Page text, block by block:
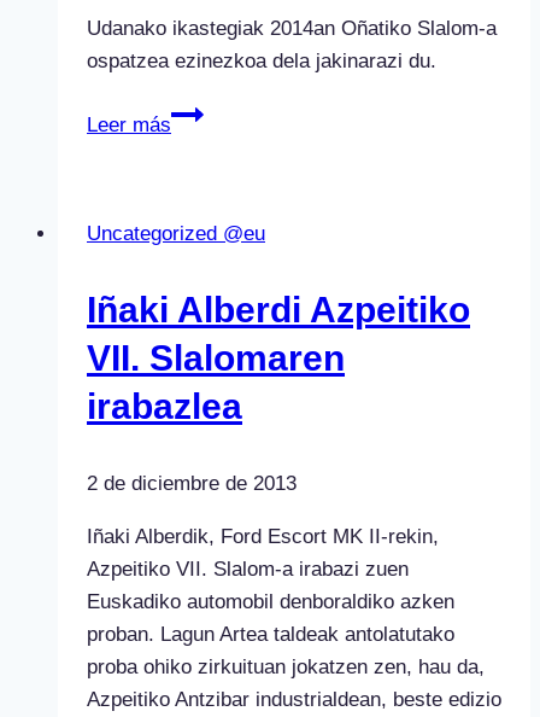
Udanako ikastegiak 2014an Oñatiko Slalom-a
ospatzea ezinezkoa dela jakinarazi du.
Leer más
OÑATIKO
Uncategorized @eu
Iñaki Alberdi Azpeitiko
VII. Slalomaren
irabazlea
2 de diciembre de 2013
Iñaki Alberdik, Ford Escort MK II-rekin,
Azpeitiko VII. Slalom-a irabazi zuen
Euskadiko automobil denboraldiko azken
proban. Lagun Artea taldeak antolatutako
proba ohiko zirkuituan jokatzen zen, hau da,
Azpeitiko Antzibar industrialdean, beste edizio